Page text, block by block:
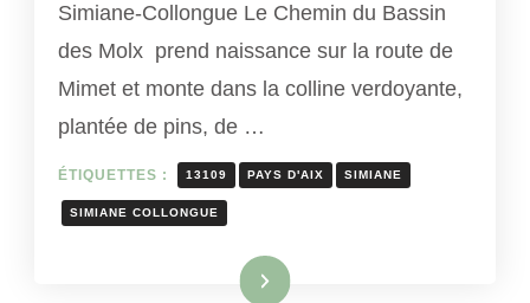
Simiane-Collongue Le Chemin du Bassin
des Molx prend naissance sur la route de
Mimet et monte dans la colline verdoyante,
plantée de pins, de …
ÉTIQUETTES : 13109 PAYS D'AIX SIMIANE
SIMIANE COLLONGUE
Lire la suite